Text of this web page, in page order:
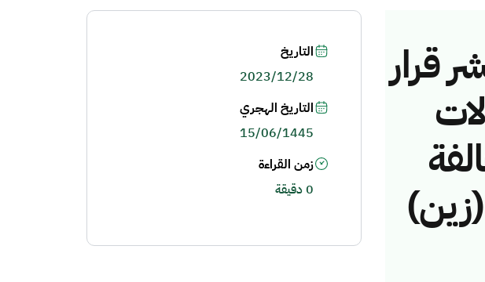
قرار
لمخالفة
التاريخ
2023/12/28
التاريخ الهجري
15/06/1445
زمن القراءة
0 دقيقة